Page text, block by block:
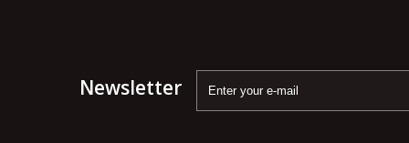
Newsletter